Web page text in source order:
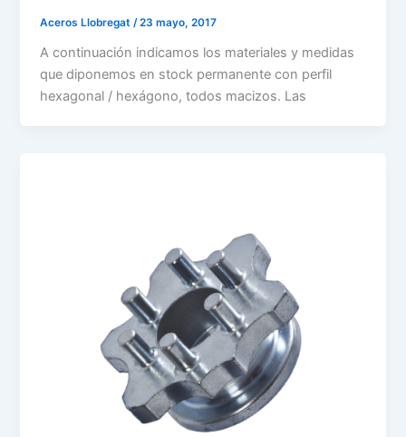
Aceros Llobregat /23 mayo, 2017
A continuación indicamos los materiales y medidas
que diponemos en stock permanente con perfil
hexagonal / hexágono, todos macizos. Las